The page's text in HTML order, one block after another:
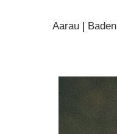
Aarau | Baden